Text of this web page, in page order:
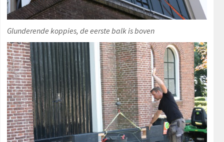
Glunderende koppies, de eerste balk is boven